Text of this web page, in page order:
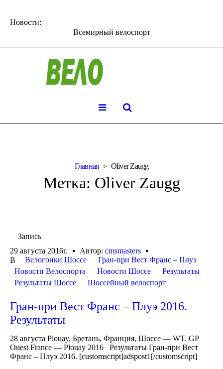
Новости:
Всемирный велоспорт
Главная Oliver Zaugg
Метка: Oliver Zaugg
Запись
29 августа 2016г.
Автор: cmsmasters
В
Велогонки Шоссе
Гран-при Вест Франс – Плуэ
Новости Велоспорта
Новости Шоссе
Результаты
Результаты Шоссе
Шоссейный велоспорт
Гран-при Вест Франс – Плуэ 2016.
Результаты
28 августа Plouay, Бретань, Франция, Шоссе — WT. GP
Ouest France — Plouay 2016 Результаты Гран-при Вест
Франс – Плуэ 2016. [customscript]adspost1[/customscript]